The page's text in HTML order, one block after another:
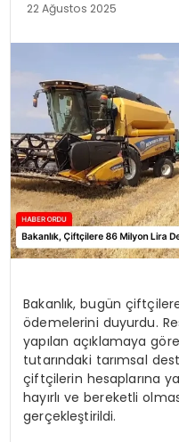
EĞITIM
MAGAZIN
SPOR
YAŞAM
22 Ağustos 2025
Bakanlık, bugün
ödemelerini duyurdu.
yapılan açıklamaya
tutarındaki tarımsal
çiftçilerin hesaplarına
hayırlı ve bereketli
gerçekleştirildi.